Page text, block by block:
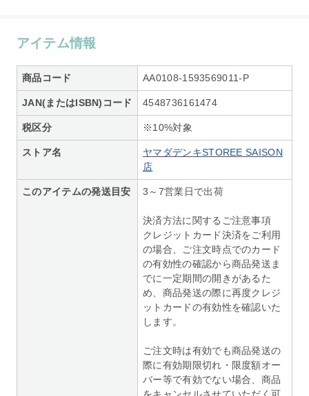
アイテム情報
商品コード AA0108-1593569011-P
JAN(またはISBN)コード 4548736161474
税区分 ※10%対象
ストア名
ヤマダデンキSTOREE SAISON
店
このアイテムの発送目安 3～7営業日で出荷
決済方法に関するご注意事項
クレジットカード決済をご利用
の場合、ご注文時点でのカード
の有効性の確認から商品発送ま
でに一定期間の開きがあるた
め、商品発送の際に再度クレジ
ットカードの有効性を確認いた
します。
ご注文時は有効でも商品発送の
際に有効期限切れ・限度額オー
バー等で有効でない場合、商品
をキャンセルさせていただく可